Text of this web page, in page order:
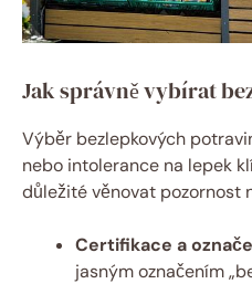
Jak správně vybírat
Výběr bezlepkových
nebo intolerance na lepek
důležité věnovat pozornost
Certifikace a
jasným označením